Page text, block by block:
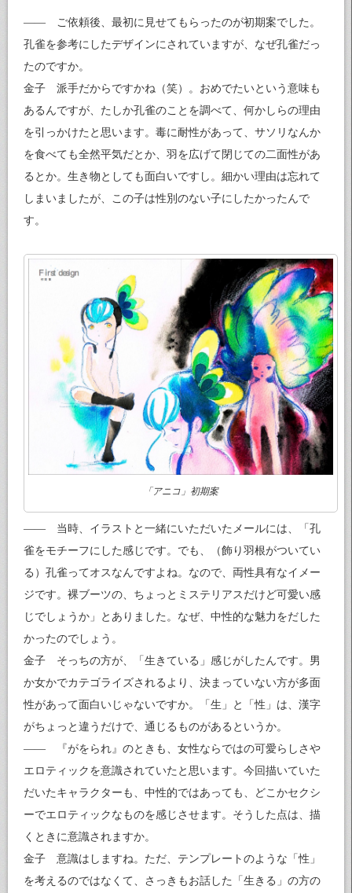
―― ご依頼後、最初に見せてもらったのが初期案でした。
孔雀を参考にしたデザインにされていますが、なぜ孔雀だっ
たのですか。
金子 派手だからですかね（笑）。おめでたいという意味も
あるんですが、たしか孔雀のことを調べて、何かしらの理由
を引っかけたと思います。毒に耐性があって、サソリなんか
を食べても全然平気だとか、羽を広げて閉じての二面性があ
るとか。生き物としても面白いですし。細かい理由は忘れて
しまいましたが、この子は性別のない子にしたかったんで
す。
「アニコ」初期案
―― 当時、イラストと一緒にいただいたメールには、「孔
雀をモチーフにした感じです。でも、（飾り羽根がついてい
る）孔雀ってオスなんですよね。なので、両性具有なイメー
ジです。裸ブーツの、ちょっとミステリアスだけど可愛い感
じでしょうか」とありました。なぜ、中性的な魅力をだした
かったのでしょう。
金子 そっちの方が、「生きている」感じがしたんです。男
か女かでカテゴライズされるより、決まっていない方が多面
性があって面白いじゃないですか。「生」と「性」は、漢字
がちょっと違うだけで、通じるものがあるというか。
―― 『がをられ』のときも、女性ならではの可愛らしさや
エロティックを意識されていたと思います。今回描いていた
だいたキャラクターも、中性的ではあっても、どこかセクシ
ーでエロティックなものを感じさせます。そうした点は、描
くときに意識されますか。
金子 意識はしますね。ただ、テンプレートのような「性」
を考えるのではなくて、さっきもお話した「生きる」の方の